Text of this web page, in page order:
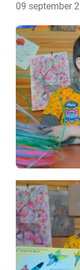
09 september